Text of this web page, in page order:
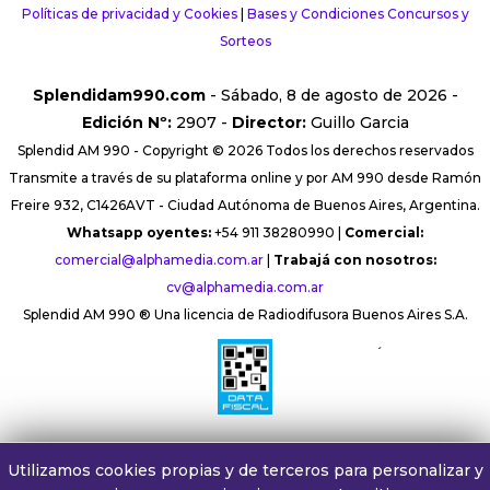
Políticas de privacidad y Cookies| Bases y Condiciones Concursos y
Sorteos
Splendidam990.com- Sábado, 8 de agosto de 2026 -
Edición Nº:2907 - Director:Guillo Garcia
Splendid AM 990 - Copyright © 2026 Todos los derechos reservados
Transmite a través de su plataforma online y por AM 990 desde Ramón
Freire 932, C1426AVT - Ciudad Autónoma de Buenos Aires, Argentina.
Whatsapp oyentes: +54 911 38280990 | Comercial:
comercial@alphamedia.com.ar| Trabajá con nosotros:
cv@alphamedia.com.ar
Splendid AM 990 ® Una licencia de Radiodifusora Buenos Aires S.A.
´
Utilizamos cookies propias y de terceros para personalizar y